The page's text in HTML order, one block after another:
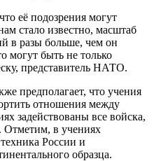
её подозрения могут
стало известно, масштаб
в разы больше, чем он
могут быть не только
представитель НАТО.
предполагает, что учения
отношения между
задействованы все войска,
Отметим, в учениях
России и
образца.